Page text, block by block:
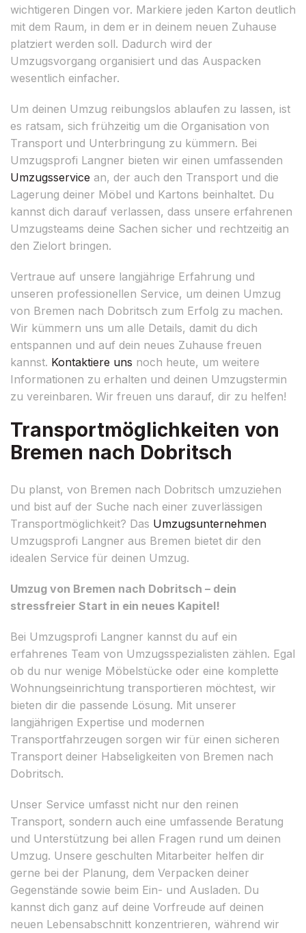
wichtigeren Dingen vor. Markiere jeden Karton deutlich
mit dem Raum, in dem er in deinem neuen Zuhause
platziert werden soll. Dadurch wird der
Umzugsvorgang organisiert und das Auspacken
wesentlich einfacher.
Um deinen Umzug reibungslos ablaufen zu lassen, ist
es ratsam, sich frühzeitig um die Organisation von
Transport und Unterbringung zu kümmern. Bei
Umzugsprofi Langner bieten wir einen umfassenden
Umzugsservice an, der auch den Transport und die
Lagerung deiner Möbel und Kartons beinhaltet. Du
kannst dich darauf verlassen, dass unsere erfahrenen
Umzugsteams deine Sachen sicher und rechtzeitig an
den Zielort bringen.
Vertraue auf unsere langjährige Erfahrung und
unseren professionellen Service, um deinen Umzug
von Bremen nach Dobritsch zum Erfolg zu machen.
Wir kümmern uns um alle Details, damit du dich
entspannen und auf dein neues Zuhause freuen
kannst. Kontaktiere uns noch heute, um weitere
Informationen zu erhalten und deinen Umzugstermin
zu vereinbaren. Wir freuen uns darauf, dir zu helfen!
Transportmöglichkeiten von
Bremen nach Dobritsch
Du planst, von Bremen nach Dobritsch umzuziehen
und bist auf der Suche nach einer zuverlässigen
Transportmöglichkeit? Das Umzugsunternehmen
Umzugsprofi Langner aus Bremen bietet dir den
idealen Service für deinen Umzug.
Umzug von Bremen nach Dobritsch – dein
stressfreier Start in ein neues Kapitel!
Bei Umzugsprofi Langner kannst du auf ein
erfahrenes Team von Umzugsspezialisten zählen. Egal
ob du nur wenige Möbelstücke oder eine komplette
Wohnungseinrichtung transportieren möchtest, wir
bieten dir die passende Lösung. Mit unserer
langjährigen Expertise und modernen
Transportfahrzeugen sorgen wir für einen sicheren
Transport deiner Habseligkeiten von Bremen nach
Dobritsch.
Unser Service umfasst nicht nur den reinen
Transport, sondern auch eine umfassende Beratung
und Unterstützung bei allen Fragen rund um deinen
Umzug. Unsere geschulten Mitarbeiter helfen dir
gerne bei der Planung, dem Verpacken deiner
Gegenstände sowie beim Ein- und Ausladen. Du
kannst dich ganz auf deine Vorfreude auf deinen
neuen Lebensabschnitt konzentrieren, während wir